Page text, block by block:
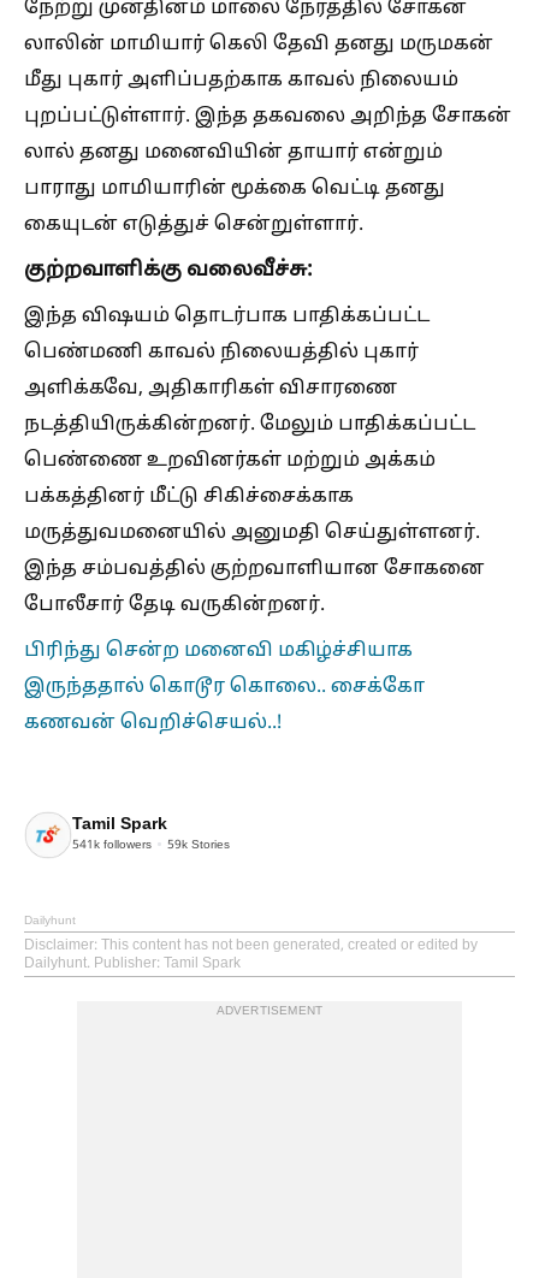
நேற்று முன்தினம் மாலை நேரத்தில் சோகன்
லாலின் மாமியார் கெலி தேவி தனது மருமகன்
மீது புகார் அளிப்பதற்காக காவல் நிலையம்
புறப்பட்டுள்ளார். இந்த தகவலை அறிந்த சோகன்
லால் தனது மனைவியின் தாயார் என்றும்
பாராது மாமியாரின் மூக்கை வெட்டி தனது
கையுடன் எடுத்துச் சென்றுள்ளார்.
குற்றவாளிக்கு வலைவீச்சு:
இந்த விஷயம் தொடர்பாக பாதிக்கப்பட்ட
பெண்மணி காவல் நிலையத்தில் புகார்
அளிக்கவே, அதிகாரிகள் விசாரணை
நடத்தியிருக்கின்றனர். மேலும் பாதிக்கப்பட்ட
பெண்ணை உறவினர்கள் மற்றும் அக்கம்
பக்கத்தினர் மீட்டு சிகிச்சைக்காக
மருத்துவமனையில் அனுமதி செய்துள்ளனர்.
இந்த சம்பவத்தில் குற்றவாளியான சோகனை
போலீசார் தேடி வருகின்றனர்.
பிரிந்து சென்ற மனைவி மகிழ்ச்சியாக
இருந்ததால் கொடூர கொலை.. சைக்கோ
கணவன் வெறிச்செயல்..!
Tamil Spark
541k followers 59k Stories
Dailyhunt
Disclaimer: This content has not been generated, created or edited by
Dailyhunt. Publisher: Tamil Spark
ADVERTISEMENT